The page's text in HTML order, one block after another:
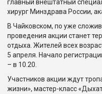
главный внештатный
хирург Минздрава России,
В Чайковском, по уже
проведения акции станет
отдыха. Жителей всех
5 апреля. Начало
– в 10.20.
Участников акции ждут
жизни», мастер-класс